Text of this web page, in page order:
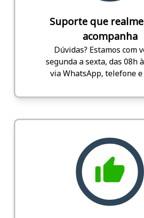
Suporte que
acompanha
Dúvidas? Estamos com
segunda a sexta, das 08h
via WhatsApp, telefone